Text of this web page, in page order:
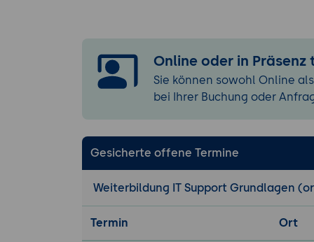
Umgang
höhere
Verständnis
von
Internet,
Online oder in Präsenz
Sie können sowohl Online
bei Ihrer Buchung oder
Gesicherte offene Termine
Weiterbildung IT Support Grundlagen
Termin Ort